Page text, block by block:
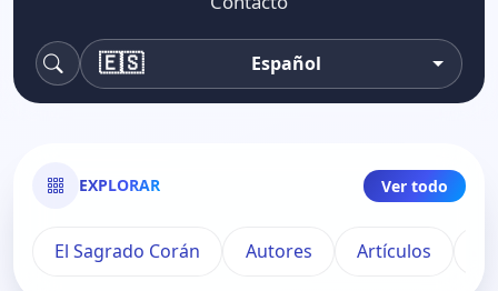
buscar🇪🇸 Español
EXPLORAR Ver todo
El Sagrado Corán Autores Artículos